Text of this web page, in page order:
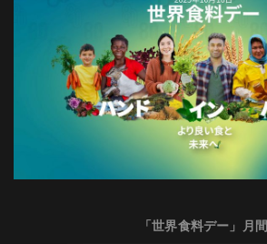
「世界食料デー」月間